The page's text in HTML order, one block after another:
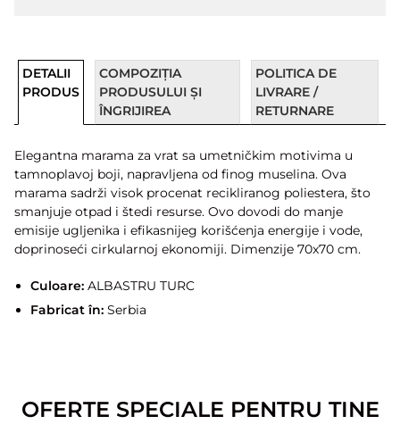
DETALII
PRODUS
COMPOZIȚIA
PRODUSULUI ȘI
ÎNGRIJIREA
POLITICA DE
LIVRARE /
RETURNARE
Elegantna marama za vrat sa umetničkim motivima u
tamnoplavoj boji, napravljena od finog muselina. Ova
marama sadrži visok procenat recikliranog poliestera, što
smanjuje otpad i štedi resurse. Ovo dovodi do manje
emisije ugljenika i efikasnijeg korišćenja energije i vode,
doprinoseći cirkularnoj ekonomiji. Dimenzije 70x70 cm.
Culoare:ALBASTRU TURC
Fabricat în:Serbia
OFERTE SPECIALE PENTRU TINE